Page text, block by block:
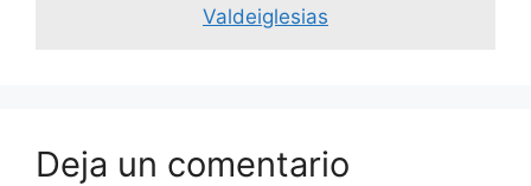
Valdeiglesias
Deja un comentario